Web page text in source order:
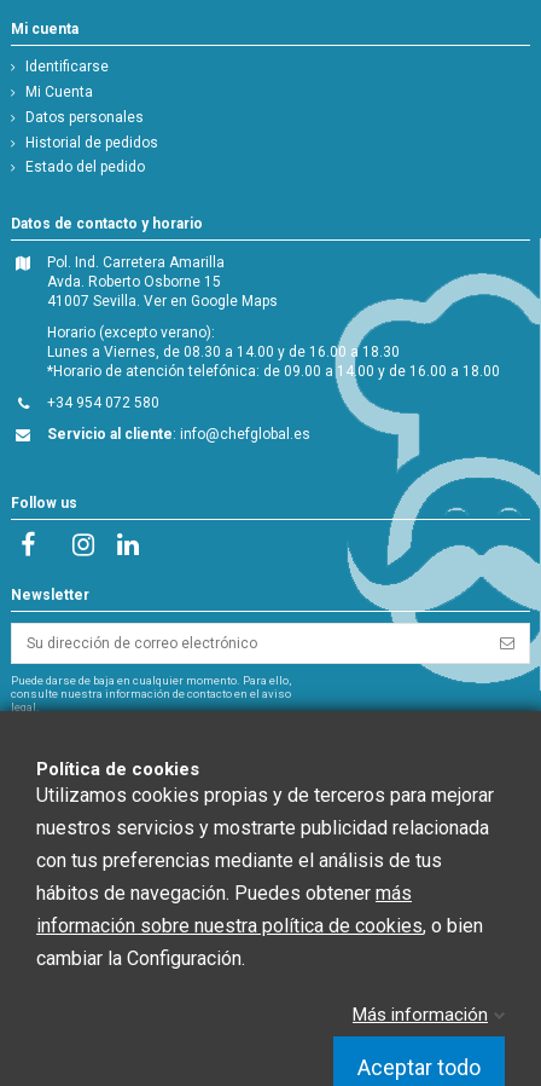
Mi cuenta
Identificarse
Mi Cuenta
Datos personales
Historial de pedidos
Estado del pedido
Datos de contacto y horario
Pol. Ind. Carretera Amarilla
Avda. Roberto Osborne 15
41007 Sevilla.Ver en Google Maps
Horario (excepto verano):
Lunes a Viernes, de 08.30 a 14.00 y de 16.00 a 18.30
*Horario de atención telefónica: de 09.00 a 14.00 y de 16.00 a 18.00
+34 954 072 580
Servicio al cliente:info@chefglobal.es
Follow us
Newsletter
Puede darse de baja en cualquier momento. Para ello,
consulte nuestra información de contacto en el aviso
legal.
CHEF GLOBAL 2014 SOCIEDAD LIMITADA ha recibido una ayuda de la Unión
Europea con cargo al Fondo NextGenerationEU, en el marco del Plan de
Recuperación, Trasformación y Resiliencia, para INSTALACIÓN SOLAR
almacenamiento, con fuentes de Energía renovable, así como la
la Junta de Andalucía, a través de la Agencia Andaluza de la Energía.”
Política de cookies
Utilizamos cookies propias y de terceros para mejorar
nuestros servicios y mostrarte publicidad relacionada
con tus preferencias mediante el análisis de tus
hábitos de navegación. Puedes obtener más
información sobre nuestra política de cookies, o bien
cambiar la Configuración.
Más información
Aceptar todo